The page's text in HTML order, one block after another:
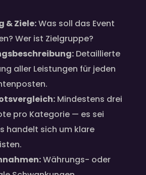
& Ziele:Was soll das Event
Wer ist Zielgruppe?
Detaillierte
aller Leistungen für jeden
Mindestens drei
pro Kategorie — es sei
handelt sich um klare
Währungs- oder